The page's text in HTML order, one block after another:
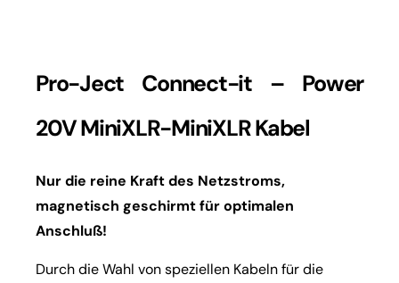
Pro-Ject Connect-it – Power
20V MiniXLR-MiniXLR Kabel
Nur die reine Kraft des Netzstroms,
magnetisch geschirmt für optimalen
Anschluß!
Durch die Wahl von speziellen Kabeln für die